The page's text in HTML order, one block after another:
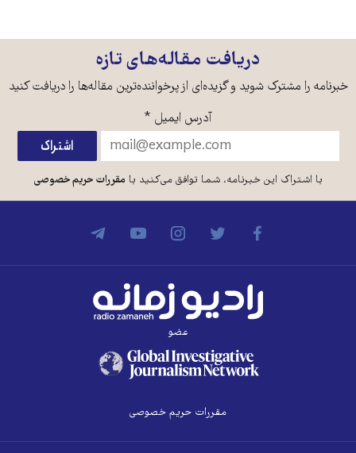
دریافت مقاله‌های تازه
خبرنامه را مشترک شوید و گزیده‌ای از پرخواننده‌ترین مقاله‌ها را دریافت کنید
آدرس ایمیل *
با اشتراک این خبرنامه، شما توافق می‌کنید بامقررات حریم خصوصی
عضو
مقررات حریم خصوصی